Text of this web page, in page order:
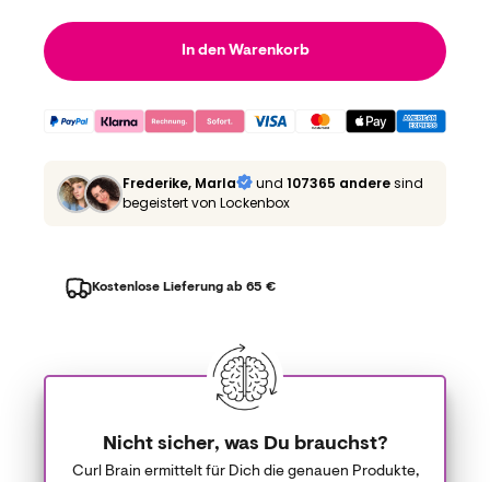
In den Warenkorb
Frederike, Marla und 107365 anderesind
begeistert von Lockenbox
Kostenlose Lieferung ab 65 €
Nicht sicher, was Du brauchst?
Curl Brain ermittelt für Dich die genauen Produkte,